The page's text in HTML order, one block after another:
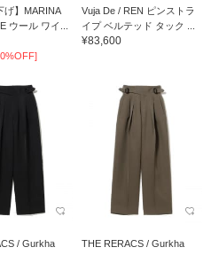
げ】MARINA
ウール ワイ...
Vuja De / REN ピンストラ
イプ ベルテッド タック ...
¥83,600
/ Gurkha
THE RERACS / Gurkha